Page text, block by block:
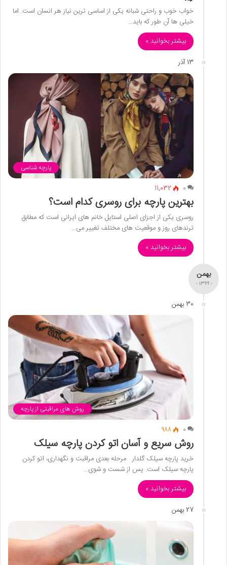
خواب خوب و راحتی شبانه یکی از اساسی ترین نیاز هر انسان است. اما
خیلی ها آن طور که باید…
بیشتر بخوانید »
13 آذر
پارچه شناسی
0
11,032
بهترین پارچه برای روسری کدام است؟
روسری یکی از اجزای اصلی استایل خانم های ایرانی است که مطابق
ترندهای روز و موقعیت های مختلف تغییر می…
بیشتر بخوانید »
بهمن
- 1399 -
30 بهمن
روش های مراقبتی از پارچه
0
988
روش سریع و آسان اتو کردن پارچه سیلک
خرید پارچه سیلک گلدار مرحله بعدی مراقبت و نگهداری، اتو کردن
پارچه سیلک است. پس از شست و شوی…
بیشتر بخوانید »
27 بهمن